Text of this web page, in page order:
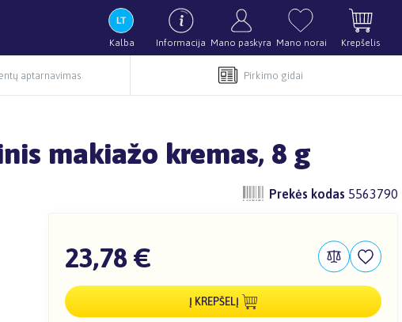
Kalba Informacija Mano paskyra Mano norai Krepšelis
aptarnavimas Pirkimo gidai
makiažo kremas, 8 g
Prekės kodas 5563790
23,78 €
Į KREPŠELĮ